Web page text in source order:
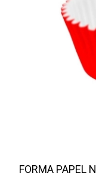
FORMA PAPEL